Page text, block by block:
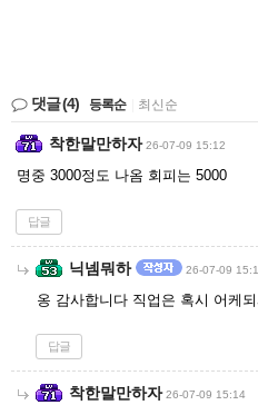
댓글(4) 등록순 최신순
착한말만하자 26-07-09 15:12
명중 3000정도 나옴 회피는 5000
답글
닉넴뭐하 26-07-09
옹 감사합니다 직업은 혹시 어케
답글
착한말만하자 26-07-09 15:14